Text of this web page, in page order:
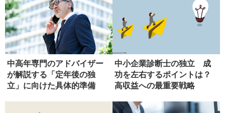
中高年専門のアドバイザー
が解説する「定年後の独
立」に向けた具体的準備
中小企業診断士の独立 成
功を左右するポイントは？
高収益への最重要戦略